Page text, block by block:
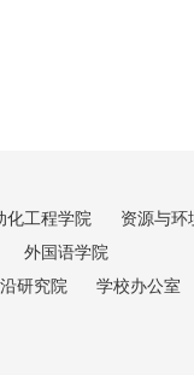
化工程学院
资源与环
外国语学院
研究院
学校办公室